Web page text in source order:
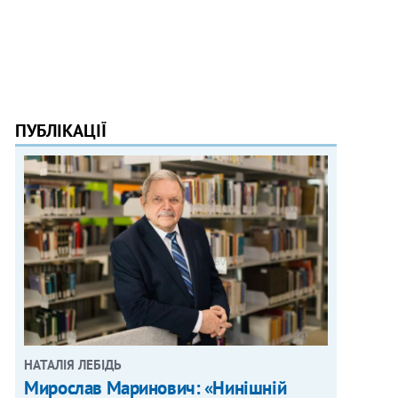
ПУБЛІКАЦІЇ
НАТАЛІЯ ЛЕБІДЬ
Мирослав Маринович: «Нинішній